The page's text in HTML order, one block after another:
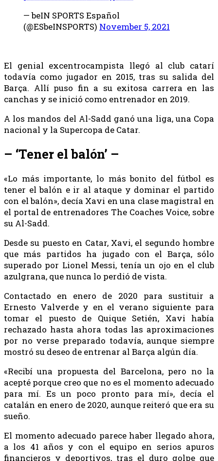
— beIN SPORTS Español
(@ESbeINSPORTS) November 5, 2021
El genial excentrocampista llegó al club catarí
todavía como jugador en 2015, tras su salida del
Barça. Allí puso fin a su exitosa carrera en las
canchas y se inició como entrenador en 2019.
A los mandos del Al-Sadd ganó una liga, una Copa
nacional y la Supercopa de Catar.
– ‘Tener el balón’ –
«Lo más importante, lo más bonito del fútbol es
tener el balón e ir al ataque y dominar el partido
con el balón», decía Xavi en una clase magistral en
el portal de entrenadores The Coaches Voice, sobre
su Al-Sadd.
Desde su puesto en Catar, Xavi, el segundo hombre
que más partidos ha jugado con el Barça, sólo
superado por Lionel Messi, tenía un ojo en el club
azulgrana, que nunca lo perdió de vista.
Contactado en enero de 2020 para sustituir a
Ernesto Valverde y en el verano siguiente para
tomar el puesto de Quique Setién, Xavi había
rechazado hasta ahora todas las aproximaciones
por no verse preparado todavía, aunque siempre
mostró su deseo de entrenar al Barça algún día.
«Recibí una propuesta del Barcelona, pero no la
acepté porque creo que no es el momento adecuado
para mí. Es un poco pronto para mí», decía el
catalán en enero de 2020, aunque reiteró que era su
sueño.
El momento adecuado parece haber llegado ahora,
a los 41 años y con el equipo en serios apuros
financieros y deportivos, tras el duro golpe que